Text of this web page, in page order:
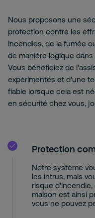
Nous proposons une
protection contre les
incendies, de la fumée
de manière logique
Vous bénéficiez de
expérimentés et d'une
fiable lorsque cela est
en sécurité chez vous,
Protection
Notre système
les intrus, mais
risque d'incendie,
maison est ainsi
vous ne pouvez